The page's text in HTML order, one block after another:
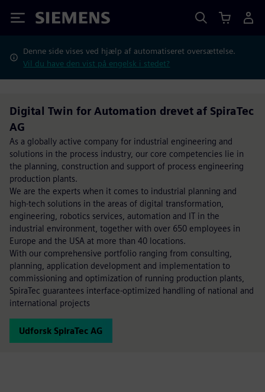
Siemens
Denne side vises ved hjælp af automatiseret oversættelse.
Vil du have den vist på engelsk i stedet?
Digital Twin for Automation drevet af SpiraTec
AG
As a globally active company for industrial engineering and
solutions in the process industry, our core competencies lie in
the planning, construction and support of process engineering
production plants.
We are the experts when it comes to industrial planning and
high-tech solutions in the areas of digital transformation,
engineering, robotics services, automation and IT in the
industrial environment, together with over 650 employees in
Europe and the USA at more than 40 locations.
With our comprehensive portfolio ranging from consulting,
planning, application development and implementation to
commissioning and optimization of running production plants,
SpiraTec guarantees interface-optimized handling of national and
international projects
Udforsk SpiraTec AG